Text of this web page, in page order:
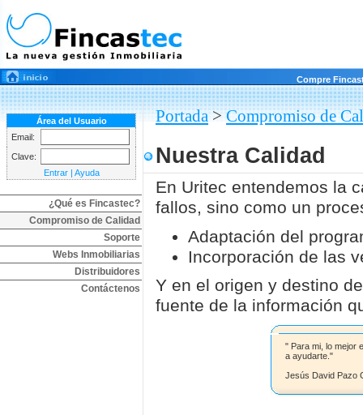
Compre
Área del Usuario
Email:
Clave:
Entrar | Ayuda
¿Qué es Fincastec?
Compromiso de Calidad
Soporte
Webs Inmobiliarias
Distribuidores
Contáctenos
Portada>Compromiso de
Nuestra Calidad
En Uritec entendemos la
fallos, sino como un
Adaptación del
Incorporación de las
Y en el origen y destino
fuente de la información
" Para mi, lo mejor
a ayudarte."
Jesús David Pazo